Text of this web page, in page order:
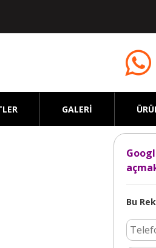
GALERİ
Bu